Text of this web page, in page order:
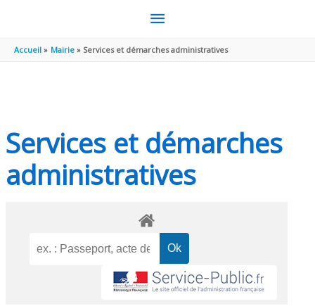
MENU
PRINCIPAL
Accueil Mairie Services et démarches administratives
Services et démarches
administratives